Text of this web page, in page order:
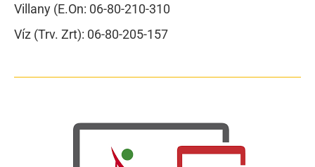
Villany (E.On: 06-80-210-310
Víz (Trv. Zrt): 06-80-205-157